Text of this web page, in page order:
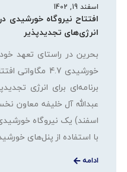
اسفند 19, 1402
افتتاح نیروگاه
انرژی‌های تجدیدپذیر
بحرین در راستای تعهد
خورشیدی 4.7
برنامه‌ای برای انرژی
با استفاده از پنل‌های
ادامه